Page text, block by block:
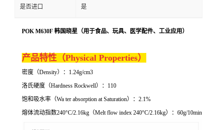
是否进口 是
POK M630F 韩国晓星（用于食品、玩具、医学配件、工业应用）
产品特性（Physical Properties）
密度（Density）：1.24g/cm3
洛氏硬度（Hardness Rockwell）：110
饱和吸水率（Wa ter absorption at Saturation）： 2.1%
熔体流动指数240°C/2.16kg （Melt flow index 240°C/2.16kg）： 60g/10min